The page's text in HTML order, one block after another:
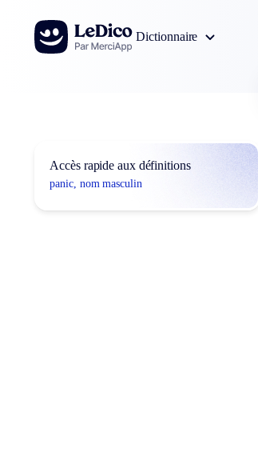
Aller au contenu
Dictionnaire
Accès rapide aux définitions
panic, nom masculin